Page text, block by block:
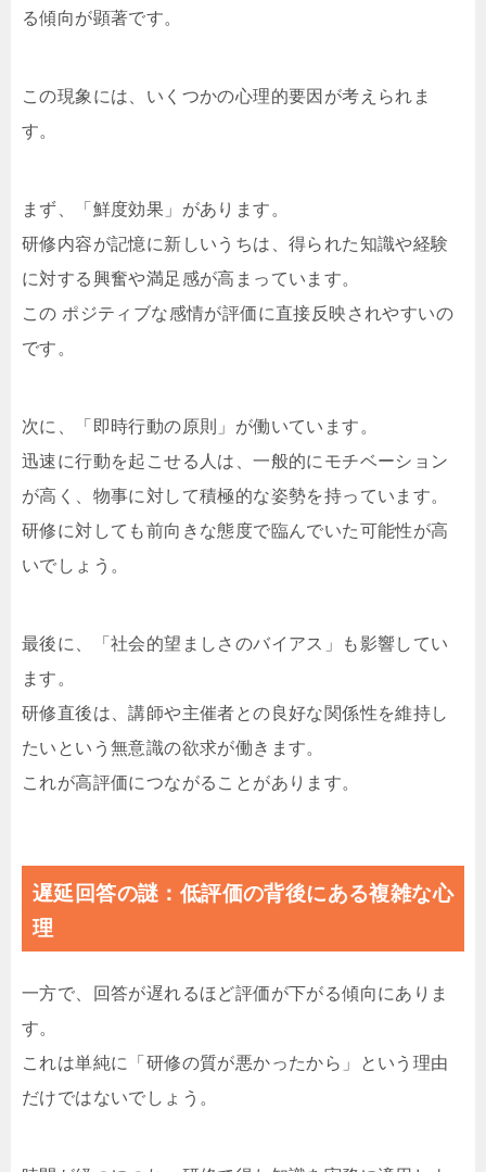
る傾向が顕著です。
この現象には、いくつかの心理的要因が考えられま
す。
まず、「鮮度効果」があります。
研修内容が記憶に新しいうちは、得られた知識や経験
に対する興奮や満足感が高まっています。
この ポジティブな感情が評価に直接反映されやすいの
です。
次に、「即時行動の原則」が働いています。
迅速に行動を起こせる人は、一般的にモチベーション
が高く、物事に対して積極的な姿勢を持っています。
研修に対しても前向きな態度で臨んでいた可能性が高
いでしょう。
最後に、「社会的望ましさのバイアス」も影響してい
ます。
研修直後は、講師や主催者との良好な関係性を維持し
たいという無意識の欲求が働きます。
これが高評価につながることがあります。
遅延回答の謎：低評価の背後にある複雑な心
理
一方で、回答が遅れるほど評価が下がる傾向にありま
す。
これは単純に「研修の質が悪かったから」という理由
だけではないでしょう。